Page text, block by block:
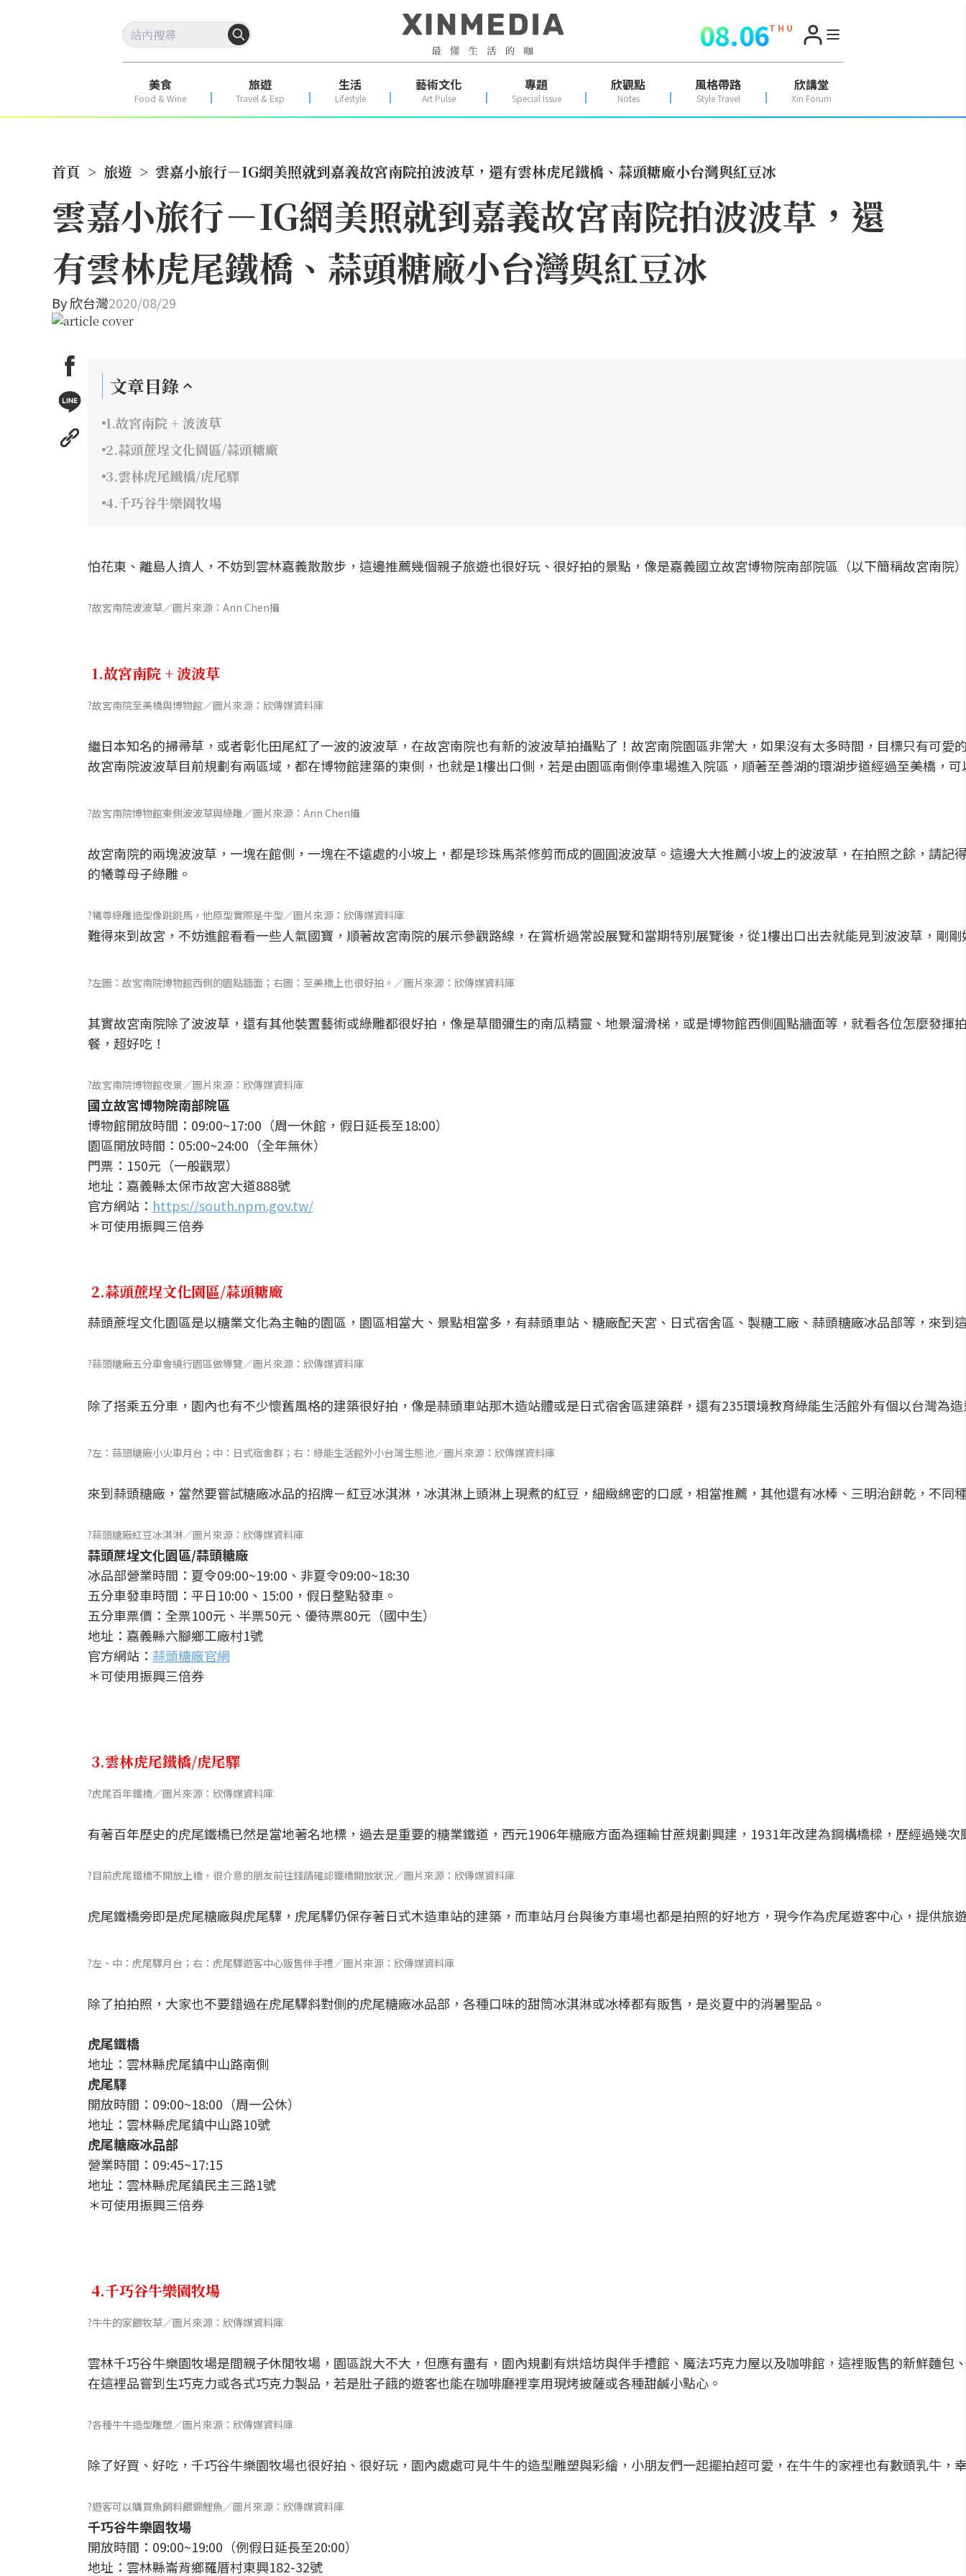
08.06T H U
美食
Food & Wine
旅遊
Travel & Exp
生活
Lifestyle
藝術文化
Art Pulse
專題
Special Issue
欣觀點
Notes
風格帶路
Style Travel
欣講堂
Xin Forum
首頁 > 旅遊 > 雲嘉小旅行－IG網美照就到嘉義故宮南院拍波波草，還有雲林虎尾鐵橋、蒜頭糖廠小台灣與紅豆冰
雲嘉小旅行－IG網美照就到嘉義故宮南院拍波波草，還
有雲林虎尾鐵橋、蒜頭糖廠小台灣與紅豆冰
By欣台灣2020/08/29
文章目錄
1.故宮南院 + 波波草
2.蒜頭蔗埕文化園區/蒜頭糖廠
3.雲林虎尾鐵橋/虎尾驛
4.千巧谷牛樂園牧場
怕花東、離島人擠人，不妨到雲林嘉義散散步，這邊推薦幾個親子旅遊也很好玩、很好拍的景點，像是嘉義國立故宮博物院南部院區（以下簡稱故宮南
?故宮南院波波草／圖片來源：Ann Chen攝
1.故宮南院 + 波波草
?故宮南院至美橋與博物館／圖片來源：欣傳媒資料庫
繼日本知名的掃帚草，或者彰化田尾紅了一波的波波草，在故宮南院也有新的波波草拍攝點了！故宮南院園區非常大，如果沒有太多時間，目標只有可
故宮南院波波草目前規劃有兩區域，都在博物館建築的東側，也就是1樓出口側，若是由園區南側停車場進入院區，順著至善湖的環湖步道經過至美橋，
?故宮南院博物館東側波波草與綠雕／圖片來源：Ann Chen攝
故宮南院的兩塊波波草，一塊在館側，一塊在不遠處的小坡上，都是珍珠馬茶修剪而成的圓圓波波草。這邊大大推薦小坡上的波波草，在拍照之餘，請
的犧尊母子綠雕。
?犧尊綠雕造型像跳跳馬，他原型實際是牛型／圖片來源：欣傳媒資料庫
難得來到故宮，不妨進館看看一些人氣國寶，順著故宮南院的展示參觀路線，在賞析過常設展覽和當期特別展覽後，從1樓出口出去就能見到波波草，剛剛
?左圖：故宮南院博物館西側的園點牆面；右圖：至美橋上也很好拍。／圖片來源：欣傳媒資料庫
其實故宮南院除了波波草，還有其他裝置藝術或綠雕都很好拍，像是草間彌生的南瓜精靈、地景溜滑梯，或是博物館西側圓點牆面等，就看各位怎麼
餐，超好吃！
?故宮南院博物館夜景／圖片來源：欣傳媒資料庫
國立故宮博物院南部院區
博物館開放時間：09:00~17:00（周一休館，假日延長至18:00）
園區開放時間：05:00~24:00（全年無休）
門票：150元（一般觀眾）
地址：嘉義縣太保市故宮大道888號
官方網站： https://south.npm.gov.tw/
＊可使用振興三倍券
2.蒜頭蔗埕文化園區/蒜頭糖廠
蒜頭蔗埕文化園區是以糖業文化為主軸的園區，園區相當大、景點相當多，有蒜頭車站、糖廠配天宮、日式宿舍區、製糖工廠、蒜頭糖廠冰品部等，來
?蒜頭糖廠五分車會繞行園區做導覽／圖片來源：欣傳媒資料庫
除了搭乘五分車，園內也有不少懷舊風格的建築很好拍，像是蒜頭車站那木造站體或是日式宿舍區建築群，還有235環境教育綠能生活館外有個以台灣為
?左：蒜頭糖廠小火車月台；中：日式宿舍群；右：綠能生活館外小台灣生態池／圖片來源：欣傳媒資料庫
來到蒜頭糖廠，當然要嘗試糖廠冰品的招牌－紅豆冰淇淋，冰淇淋上頭淋上現煮的紅豆，細緻綿密的口感，相當推薦，其他還有冰棒、三明治餅乾，不同
?蒜頭糖廠紅豆冰淇淋／圖片來源：欣傳媒資料庫
蒜頭蔗埕文化園區/蒜頭糖廠
冰品部營業時間：夏令09:00~19:00、非夏令09:00~18:30
五分車發車時間：平日10:00、15:00，假日整點發車。
五分車票價：全票100元、半票50元、優待票80元（國中生）
地址：嘉義縣六腳鄉工廠村1號
官方網站： 蒜頭糖廠官網
＊可使用振興三倍券
3.雲林虎尾鐵橋/虎尾驛
?虎尾百年鐵橋／圖片來源：欣傳媒資料庫
有著百年歷史的虎尾鐵橋已然是當地著名地標，過去是重要的糖業鐵道，西元1906年糖廠方面為運輸甘蔗規劃興建，1931年改建為鋼構橋樑，歷經過幾
?目前虎尾鐵橋不開放上橋，很介意的朋友前往錢請確認鐵橋開放狀況／圖片來源：欣傳媒資料庫
虎尾鐵橋旁即是虎尾糖廠與虎尾驛，虎尾驛仍保存著日式木造車站的建築，而車站月台與後方車場也都是拍照的好地方，現今作為虎尾遊客中心，提供
?左、中：虎尾驛月台；右：虎尾驛遊客中心販售伴手禮／圖片來源：欣傳媒資料庫
除了拍拍照，大家也不要錯過在虎尾驛斜對側的虎尾糖廠冰品部，各種口味的甜筒冰淇淋或冰棒都有販售，是炎夏中的消暑聖品。
虎尾鐵橋
地址：雲林縣虎尾鎮中山路南側
虎尾驛
開放時間：09:00~18:00（周一公休）
地址：雲林縣虎尾鎮中山路10號
虎尾糖廠冰品部
營業時間：09:45~17:15
地址：雲林縣虎尾鎮民主三路1號
＊可使用振興三倍券
4.千巧谷牛樂園牧場
?牛牛的家餵牧草／圖片來源：欣傳媒資料庫
雲林千巧谷牛樂園牧場是間親子休閒牧場，園區說大不大，但應有盡有，園內規劃有烘焙坊與伴手禮館、魔法巧克力屋以及咖啡館，這裡販售的新鮮
在這裡品嘗到生巧克力或各式巧克力製品，若是肚子餓的遊客也能在咖啡廳裡享用現烤披薩或各種甜鹹小點心。
?各種牛牛造型雕塑／圖片來源：欣傳媒資料庫
除了好買、好吃，千巧谷牛樂園牧場也很好拍、很好玩，園內處處可見牛牛的造型雕塑與彩繪，小朋友們一起擺拍超可愛，在牛牛的家裡也有數頭乳牛
?遊客可以購買魚飼料餵錦鯉魚／圖片來源：欣傳媒資料庫
千巧谷牛樂園牧場
開放時間：09:00~19:00（例假日延長至20:00）
地址：雲林縣崙背鄉羅厝村東興182-32號